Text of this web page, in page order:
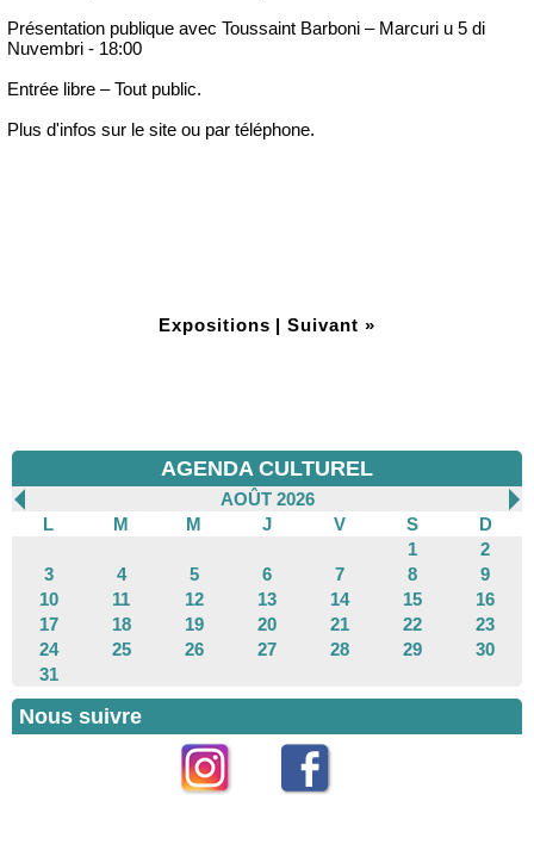
Présentation publique avec Toussaint Barboni – Marcuri u 5 di
Nuvembri - 18:00
Entrée libre – Tout public.
Plus d'infos sur le site ou par téléphone.
Expositions | Suivant »
AGENDA CULTUREL
AOÛT 2026
L
M M J V S
D
1
2
3
4 5 6 7 8
9
10
11 12 13 14 15
16
17
18 19 20 21 22
23
24
25 26 27 28 29
30
31
Nous suivre